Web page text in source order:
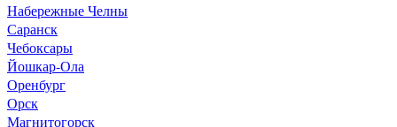
Набережные Челны
Саранск
Чебоксары
Йошкар-Ола
Оренбург
Орск
Магнитогорск